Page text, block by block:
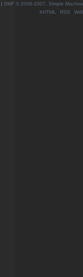
| SMF © 2006-2007, Simple
XHTML
RSS